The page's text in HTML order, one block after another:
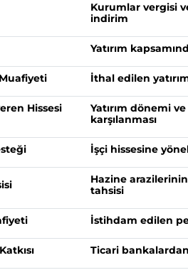
Kurumlar vergisi
indirim
Yatırım
İthal edilen
Hissesi
Yatırım dönemi
karşılanması
İşçi hissesine
Hazine
tahsisi
İstihdam edilen
Ticari